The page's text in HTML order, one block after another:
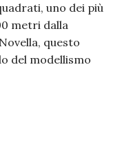
uno dei più
metri dalla
questo
del modellismo